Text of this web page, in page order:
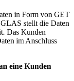
in Form von GET
stellt die Daten
Das Kunden
im Anschluss
eine Kunden